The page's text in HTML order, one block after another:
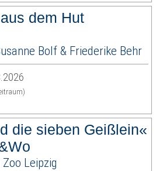
dem Hut
Bolf & Friederike Behr
die sieben Geißlein«
Leipzig